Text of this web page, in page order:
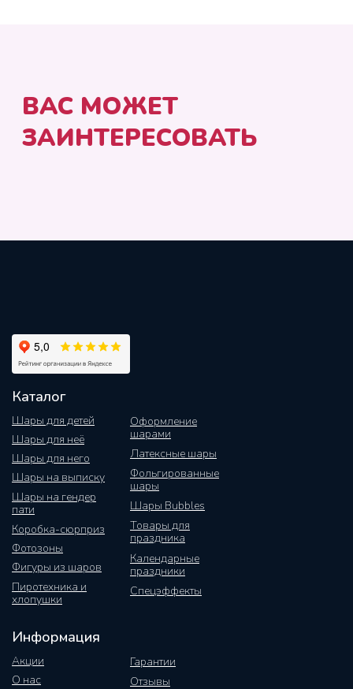
Каталог
Шары для детей
Шары для неё
Шары на выписку
Шары на гендер
пати
Коробка-сюрприз
Фотозоны
Оформление
шарами
Фигуры из шаров
Латексные шары
Фольгированные
шары
Шары Bubbles
Шары для него
Товары для
праздника
Календарные
праздники
Пиротехника и
хлопушки
Спецэффекты
Информация
Акции
О нас
Гарантии
Отзывы